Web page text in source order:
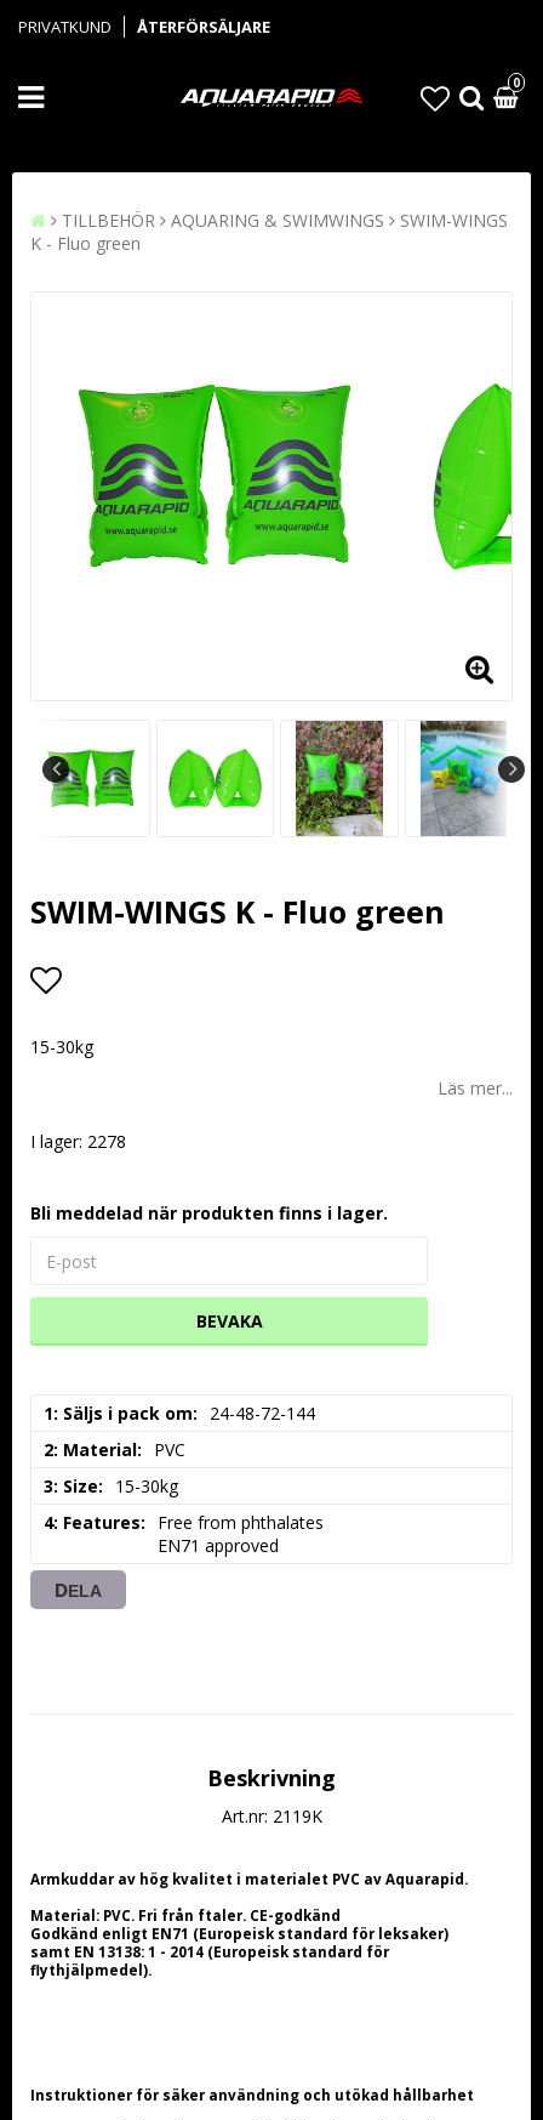
PRIVATKUND ÅTERFÖRSÄLJARE
0
TILLBEHÖR AQUARING & SWIMWINGS
SWIM-WINGS
K - Fluo green
SWIM-WINGS K - Fluo green
Lägg till i favoritlistan
15-30kg
Läs mer...
I lager: 2278
Bli meddelad när produkten finns i lager.
BEVAKA
1: Säljs i pack om
24-48-72-144
2: Material
PVC
3: Size
15-30kg
4: Features
Free from phthalates
EN71 approved
DELA
Beskrivning
Art.nr: 2119K
Armkuddar av hög kvalitet i materialet PVC av Aquarapid.
Material: PVC. Fri från ftaler. CE-godkänd
Godkänd enligt EN71 (Europeisk standard för leksaker)
samt EN 13138: 1 - 2014 (Europeisk standard för
flythjälpmedel).
Instruktioner för säker användning och utökad hållbarhet